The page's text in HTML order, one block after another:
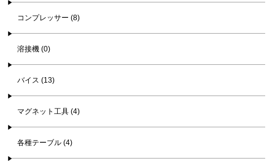
コンプレッサー (8)
溶接機 (0)
バイス (13)
マグネット工具 (4)
各種テーブル (4)